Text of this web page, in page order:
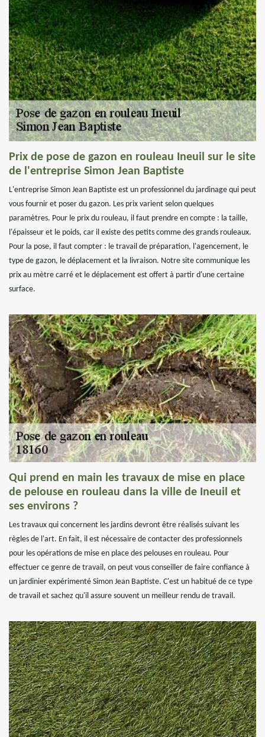
Prix de pose de gazon en rouleau Ineuil sur le site
de l'entreprise Simon Jean Baptiste
L'entreprise Simon Jean Baptiste est un professionnel du jardinage qui peut
vous fournir et poser du gazon. Les prix varient selon quelques
paramètres. Pour le prix du rouleau, il faut prendre en compte : la taille,
l'épaisseur et le poids, car il existe des petits comme des grands rouleaux.
Pour la pose, il faut compter : le travail de préparation, l'agencement, le
type de gazon, le déplacement et la livraison. Notre site communique les
prix au mètre carré et le déplacement est offert à partir d'une certaine
surface.
Qui prend en main les travaux de mise en place
de pelouse en rouleau dans la ville de Ineuil et
ses environs ?
Les travaux qui concernent les jardins devront être réalisés suivant les
règles de l'art. En fait, il est nécessaire de contacter des professionnels
pour les opérations de mise en place des pelouses en rouleau. Pour
effectuer ce genre de travail, on peut vous conseiller de faire confiance à
un jardinier expérimenté Simon Jean Baptiste. C'est un habitué de ce type
de travail et sachez qu'il assure souvent un meilleur rendu de travail.